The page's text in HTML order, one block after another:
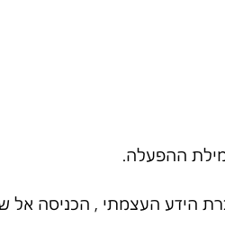
ההפעלה.
הידע העצמתי , הכניסה אל